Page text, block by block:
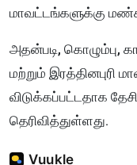
மாவட்டங்களுக்கு
அதன்படி, கொழும்பு,
மற்றும் இரத்தினபுரி
விடுக்கப்பட்டதாக
தெரிவித்துள்ளது.